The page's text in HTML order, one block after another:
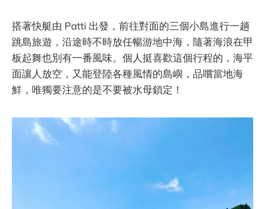
搭著快艇由 Patti 出發，前往對面的三個小島進行一趟
跳島旅遊，沿途時不時放任暢游地中海，隨著海浪在甲
板起舞也別有一番風味。個人挺喜歡這個行程的，海平
面讓人放空，又能登陸各種風情的島嶼，品嚐當地海
鮮，唯獨要注意的是不要被水母鎖定！